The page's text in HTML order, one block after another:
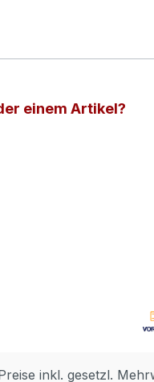
einem Artikel?
inkl. gesetzl.